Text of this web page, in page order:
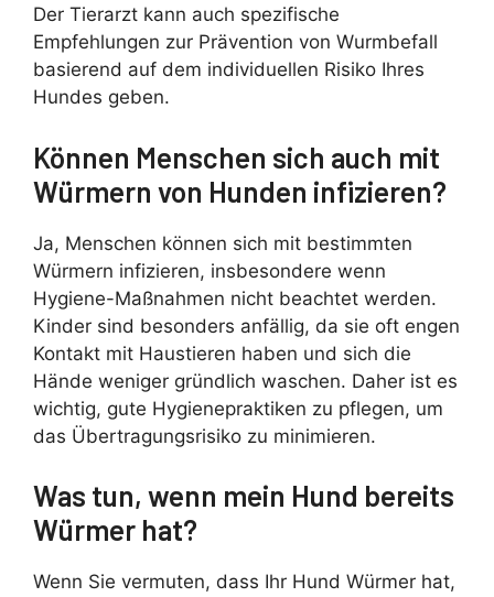
Der Tierarzt kann auch spezifische
Empfehlungen zur Prävention von Wurmbefall
basierend auf dem individuellen Risiko Ihres
Hundes geben.
Können Menschen sich auch mit
Würmern von Hunden infizieren?
Ja, Menschen können sich mit bestimmten
Würmern infizieren, insbesondere wenn
Hygiene-Maßnahmen nicht beachtet werden.
Kinder sind besonders anfällig, da sie oft engen
Kontakt mit Haustieren haben und sich die
Hände weniger gründlich waschen. Daher ist es
wichtig, gute Hygienepraktiken zu pflegen, um
das Übertragungsrisiko zu minimieren.
Was tun, wenn mein Hund bereits
Würmer hat?
Wenn Sie vermuten, dass Ihr Hund Würmer hat,